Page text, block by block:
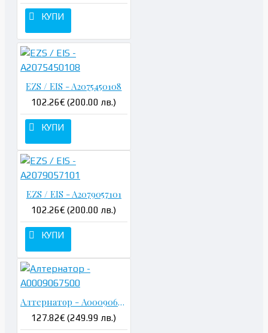
КУПИ
EZS / EIS - A2075450108
102.26€ (200.00 лв.)
КУПИ
EZS / EIS - A2079057101
102.26€ (200.00 лв.)
КУПИ
Алтернатор - A0009067500
127.82€ (249.99 лв.)